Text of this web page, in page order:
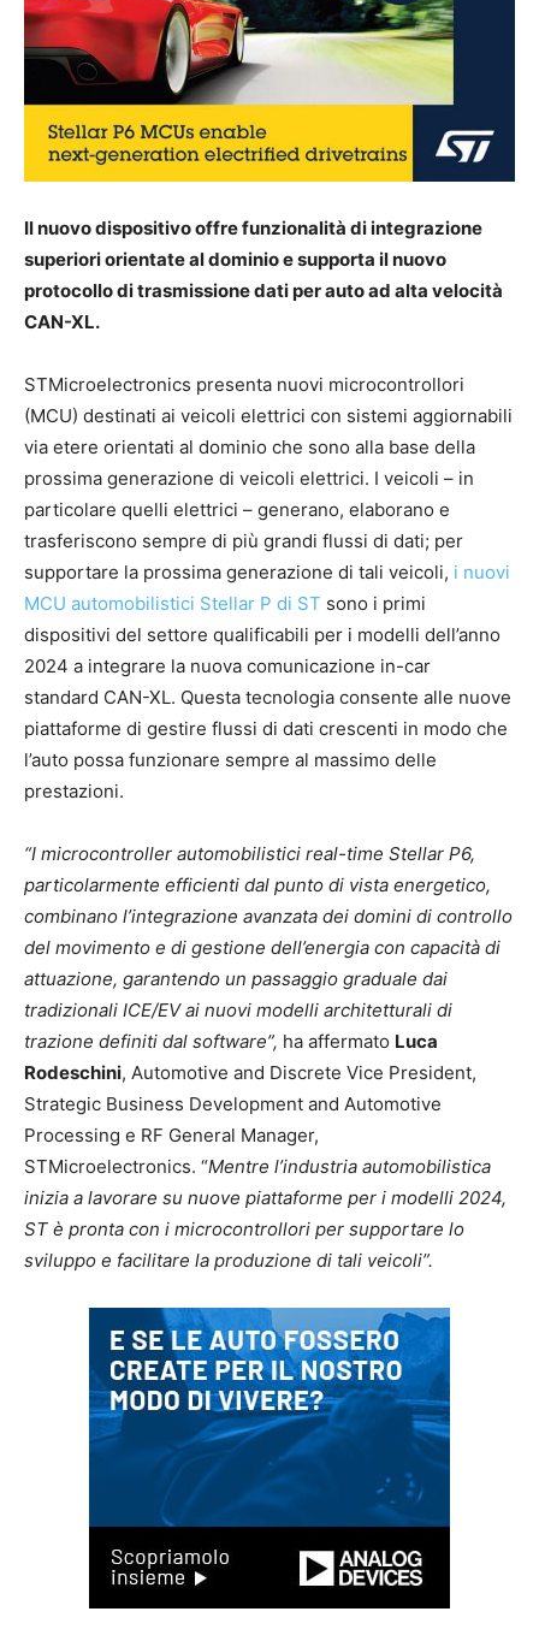
Il nuovo dispositivo offre funzionalità di integrazione
superiori orientate al dominio e supporta il nuovo
protocollo di trasmissione dati per auto ad alta velocità
CAN-XL.
STMicroelectronics presenta nuovi microcontrollori
(MCU) destinati ai veicoli elettrici con sistemi aggiornabili
via etere orientati al dominio che sono alla base della
prossima generazione di veicoli elettrici. I veicoli – in
particolare quelli elettrici – generano, elaborano e
trasferiscono sempre di più grandi flussi di dati; per
supportare la prossima generazione di tali veicoli, i nuovi
MCU automobilistici Stellar P di ST sono i primi
dispositivi del settore qualificabili per i modelli dell’anno
2024 a integrare la nuova comunicazione in-car
standard CAN-XL. Questa tecnologia consente alle nuove
piattaforme di gestire flussi di dati crescenti in modo che
l’auto possa funzionare sempre al massimo delle
prestazioni.
“I microcontroller automobilistici real-time Stellar P6,
particolarmente efficienti dal punto di vista energetico,
combinano l’integrazione avanzata dei domini di controllo
del movimento e di gestione dell’energia con capacità di
attuazione, garantendo un passaggio graduale dai
tradizionali ICE/EV ai nuovi modelli architetturali di
trazione definiti dal software”, ha affermato Luca
Rodeschini, Automotive and Discrete Vice President,
Strategic Business Development and Automotive
Processing e RF General Manager,
STMicroelectronics. “Mentre l’industria automobilistica
inizia a lavorare su nuove piattaforme per i modelli 2024,
ST è pronta con i microcontrollori per supportare lo
sviluppo e facilitare la produzione di tali veicoli”.